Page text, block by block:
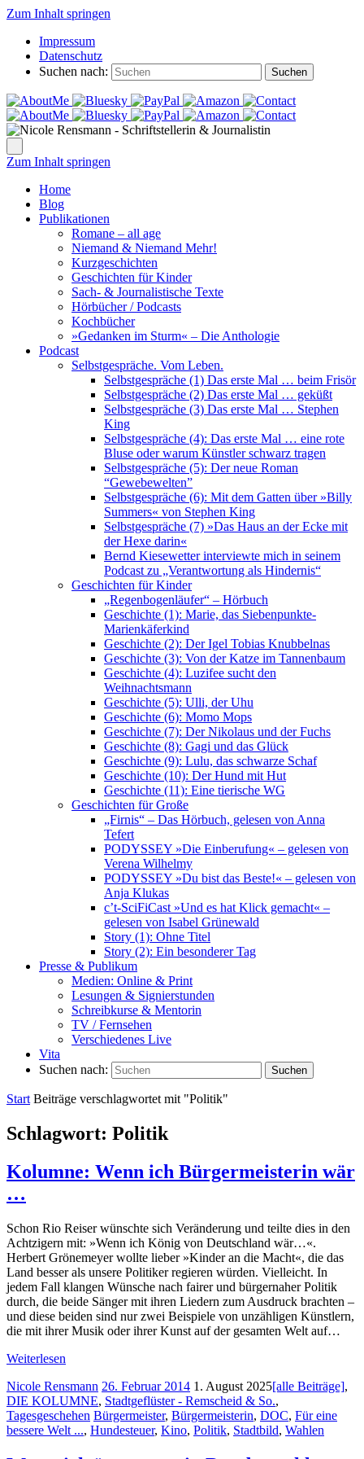
Zum Inhalt springen
Impressum
Datenschutz
Suchen nach:
Suchen
Zum Inhalt springen
Home
Blog
Publikationen
Romane – all age
Niemand & Niemand Mehr!
Kurzgeschichten
Geschichten für Kinder
Sach- & Journalistische Texte
Hörbücher / Podcasts
Kochbücher
»Gedanken im Sturm« – Die Anthologie
Podcast
Selbstgespräche. Vom Leben.
Selbstgespräche (1) Das erste Mal … beim Frisör
Selbstgespräche (2) Das erste Mal … geküßt
Selbstgespräche (3) Das erste Mal … Stephen
King
Selbstgespräche (4): Das erste Mal … eine rote
Bluse oder warum Künstler schwarz tragen
Selbstgespräche (5): Der neue Roman
“Gewebewelten”
Selbstgespräche (6): Mit dem Gatten über »Billy
Summers« von Stephen King
Selbstgespräche (7) »Das Haus an der Ecke mit
der Hexe darin«
Bernd Kiesewetter interviewte mich in seinem
Podcast zu „Verantwortung als Hindernis“
Geschichten für Kinder
„Regenbogenläufer“ – Hörbuch
Geschichte (1): Marie, das Siebenpunkte-
Marienkäferkind
Geschichte (2): Der Igel Tobias Knubbelnas
Geschichte (3): Von der Katze im Tannenbaum
Geschichte (4): Luzifee sucht den
Weihnachtsmann
Geschichte (5): Ulli, der Uhu
Geschichte (6): Momo Mops
Geschichte (7): Der Nikolaus und der Fuchs
Geschichte (8): Gagi und das Glück
Geschichte (9): Lulu, das schwarze Schaf
Geschichte (10): Der Hund mit Hut
Geschichte (11): Eine tierische WG
Geschichten für Große
„Firnis“ – Das Hörbuch, gelesen von Anna
Tefert
PODYSSEY »Die Einberufung« – gelesen von
Verena Wilhelmy
PODYSSEY »Du bist das Beste!« – gelesen von
Anja Klukas
c’t-SciFiCast »Und es hat Klick gemacht« –
gelesen von Isabel Grünewald
Story (1): Ohne Titel
Story (2): Ein besonderer Tag
Presse & Publikum
Medien: Online & Print
Lesungen & Signierstunden
Schreibkurse & Mentorin
TV / Fernsehen
Verschiedenes Live
Vita
Suchen nach:
Suchen
Start Beiträge verschlagwortet mit "Politik"
Schlagwort: Politik
Kolumne: Wenn ich Bürgermeisterin wär
…
Schon Rio Reiser wünschte sich Veränderung und teilte dies in den
Achtzigern mit: »Wenn ich König von Deutschland wär…«.
Herbert Grönemeyer wollte lieber »Kinder an die Macht«, die das
Land besser als unsere Politiker regieren würden. Vielleicht. In
jedem Fall klangen Wünsche nach fairer und bürgernaher Politik
durch, die beide Sänger mit ihren Liedern zum Ausdruck brachten –
und diese beiden sind nur zwei Beispiele von unzähligen Künstlern,
die mit ihrer Musik oder ihrer Kunst auf der gesamten Welt auf…
Weiterlesen
Nicole Rensmann 26. Februar 2014 1. August 2025[alle Beiträge],
DIE KOLUMNE, Stadtgeflüster - Remscheid & So.,
Tagesgeschehen Bürgermeister, Bürgermeisterin, DOC, Für eine
bessere Welt ..., Hundesteuer, Kino, Politik, Stadtbild, Wahlen